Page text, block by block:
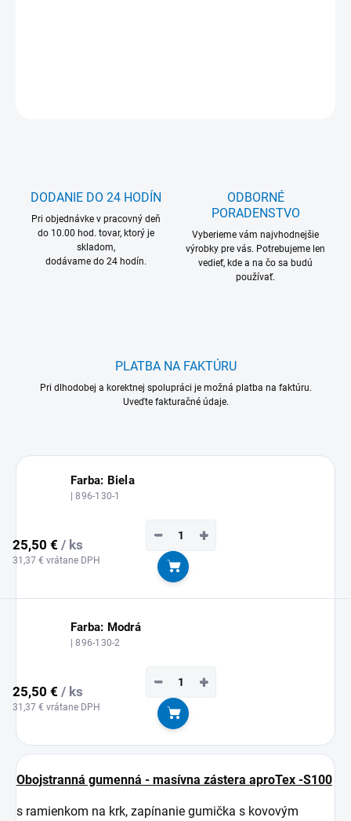
DODANIE DO 24 HODÍN
Pri objednávke v pracovný deň
do 10.00 hod. tovar, ktorý je
skladom,
dodávame do 24 hodín.
ODBORNÉ
PORADENSTVO
Vyberieme vám najvhodnejšie
výrobky pre vás. Potrebujeme len
vedieť, kde a na čo sa budú
používať.
PLATBA NA FAKTÚRU
Pri dlhodobej a korektnej spolupráci je možná platba na faktúru.
Uveďte fakturačné údaje.
Farba: Biela
| 896-130-1
25,50 € / ks
31,37 € vrátane DPH
+
−
Do košíka
Farba: Modrá
| 896-130-2
25,50 € / ks
31,37 € vrátane DPH
+
−
Do košíka
Obojstranná gumenná - masívna zástera aproTex -S100
s ramienkom na krk, zapínanie gumička s kovovým